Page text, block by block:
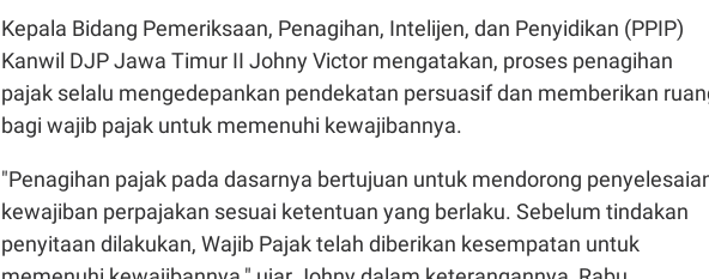
Kepala Bidang Pemeriksaan, Penagihan, Intelijen, dan Penyidikan (PPIP)
Kanwil DJP Jawa Timur II Johny Victor mengatakan, proses penagihan
pajak selalu mengedepankan pendekatan persuasif dan memberikan
bagi wajib pajak untuk memenuhi kewajibannya.
"Penagihan pajak pada dasarnya bertujuan untuk mendorong
kewajiban perpajakan sesuai ketentuan yang berlaku. Sebelum tindakan
penyitaan dilakukan, Wajib Pajak telah diberikan kesempatan untuk